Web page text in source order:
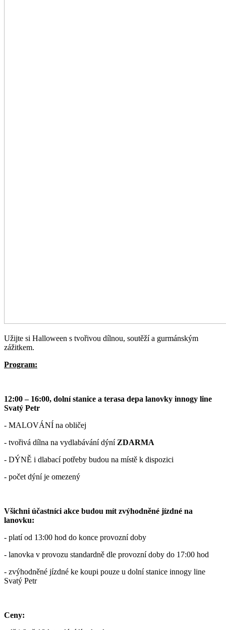
Užijte si Halloween s tvořivou dílnou, soutěží a gurmánským
zážitkem.
Program:
12:00 – 16:00, dolní stanice a terasa depa lanovky innogy line
Svatý Petr
- MALOVÁNÍ na obličej
- tvořivá dílna na vydlabávání dýní ZDARMA
- DÝNĚ i dlabací potřeby budou na místě k dispozici
- počet dýní je omezený
Všichni účastníci akce budou mít zvýhodněné jízdné na
lanovku:
- platí od 13:00 hod do konce provozní doby
- lanovka v provozu standardně dle provozní doby do 17:00 hod
- zvýhodněné jízdné ke koupi pouze u dolní stanice innogy line
Svatý Petr
Ceny: